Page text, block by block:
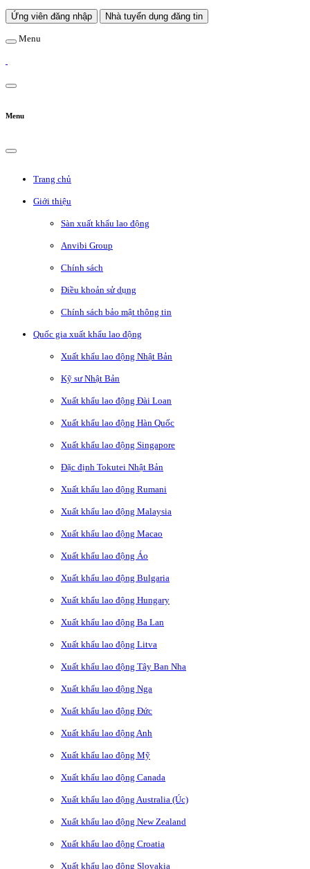
Ứng viên đăng nhập Nhà tuyển dụng đăng tin
Menu
Menu
Trang chủ
Giới thiệu
Sàn xuất khẩu lao động
Anvibi Group
Chính sách
Điều khoản sử dụng
Chính sách bảo mật thông tin
Quốc gia xuất khẩu lao động
Xuất khẩu lao động Nhật Bản
Kỹ sư Nhật Bản
Xuất khẩu lao động Đài Loan
Xuất khẩu lao động Hàn Quốc
Xuất khẩu lao động Singapore
Đặc định Tokutei Nhật Bản
Xuất khẩu lao động Rumani
Xuất khẩu lao động Malaysia
Xuất khẩu lao động Macao
Xuất khẩu lao động Áo
Xuất khẩu lao động Bulgaria
Xuất khẩu lao động Hungary
Xuất khẩu lao động Ba Lan
Xuất khẩu lao động Litva
Xuất khẩu lao động Tây Ban Nha
Xuất khẩu lao động Nga
Xuất khẩu lao động Đức
Xuất khẩu lao động Anh
Xuất khẩu lao động Mỹ
Xuất khẩu lao động Canada
Xuất khẩu lao động Australia (Úc)
Xuất khẩu lao động New Zealand
Xuất khẩu lao động Croatia
Xuất khẩu lao động Slovakia